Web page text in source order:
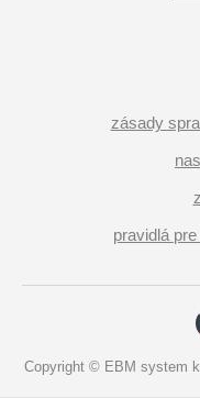
zásady
pravidlá
Copyright © EBM system